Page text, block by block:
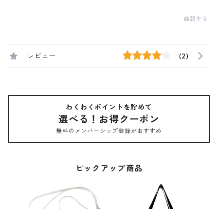
通報する
レビュー (2)
わくわくポイントを貯めて
選べる！お得クーポン
無料のメンバーシップ登録がおすすめ
ピックアップ商品